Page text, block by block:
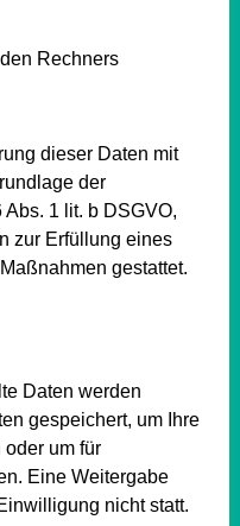
Rechners
dieser Daten mit
der
1 lit. b DSGVO,
zur Erfüllung eines
gestattet.
Daten werden
gespeichert, um Ihre
um für
Eine Weitergabe
nicht statt.